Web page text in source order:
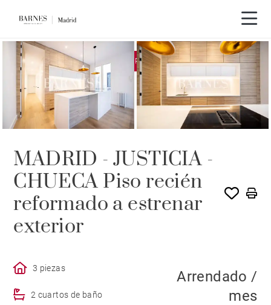
EXCLUSIVIDAD ALQUILADO POR BARNES
MADRID - JUSTICIA -
CHUECA Piso recién
reformado a estrenar
exterior
3 piezas
2 cuartos de baño
Arrendado /
mes